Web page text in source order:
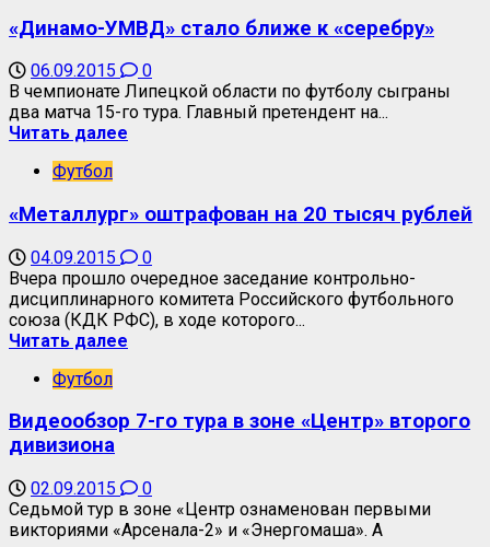
«Динамо-УМВД» стало ближе к «серебру»
06.09.2015
0
В чемпионате Липецкой области по футболу сыграны
два матча 15-го тура. Главный претендент на...
Читать далее
Футбол
«Металлург» оштрафован на 20 тысяч рублей
04.09.2015
0
Вчера прошло очередное заседание контрольно-
дисциплинарного комитета Российского футбольного
союза (КДК РФС), в ходе которого...
Читать далее
Футбол
Видеообзор 7-го тура в зоне «Центр» второго
дивизиона
02.09.2015
0
Седьмой тур в зоне «Центр ознаменован первыми
викториями «Арсенала-2» и «Энергомаша». А